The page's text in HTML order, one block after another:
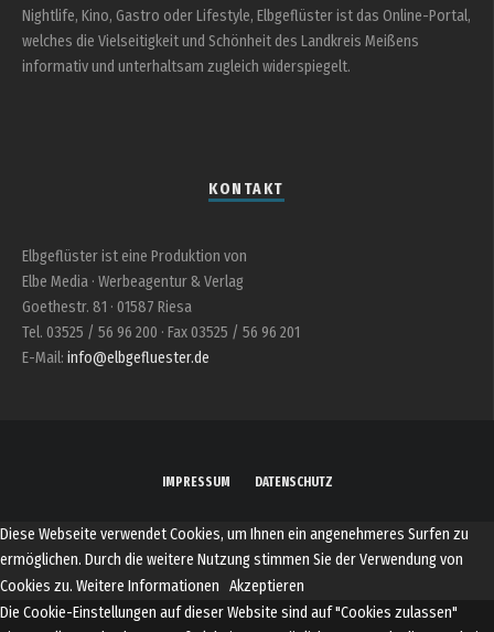
Nightlife, Kino, Gastro oder Lifestyle, Elbgeflüster ist das Online-Portal,
welches die Vielseitigkeit und Schönheit des Landkreis Meißens
informativ und unterhaltsam zugleich widerspiegelt.
KONTAKT
Elbgeflüster ist eine Produktion von
Elbe Media · Werbeagentur & Verlag
Goethestr. 81 · 01587 Riesa
Tel. 03525 / 56 96 200 · Fax 03525 / 56 96 201
E-Mail: info@elbgefluester.de
IMPRESSUM DATENSCHUTZ
Diese Webseite verwendet Cookies, um Ihnen ein angenehmeres Surfen zu
ermöglichen. Durch die weitere Nutzung stimmen Sie der Verwendung von
Cookies zu. Weitere Informationen Akzeptieren
Die Cookie-Einstellungen auf dieser Website sind auf "Cookies zulassen"